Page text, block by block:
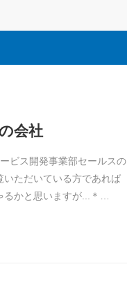
会社
ビス開発事業部セールスの
ただいている方であれば
るかと思いますが...＊…